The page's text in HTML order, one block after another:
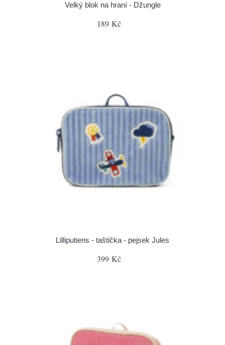
Velký blok na hraní - Džungle
189 Kč
Lilliputiens - taštička - pejsek Jules
399 Kč